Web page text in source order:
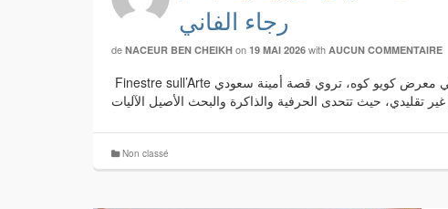
رجاء الفاني
de NACEUR BEN CHEIKH on 19 MAI 2026 with AUCUN COMMENTAIRE
Finestre sull’Arte نشر في 05/05/2026 باللغة الإيطالية على منصّة من حياتها المنعزلة في تونس إلى ظهورها الأول في بينالي البندقية هذا العام في معرض كويو كوه، تروي قصة أمينة سعودي
Non classé